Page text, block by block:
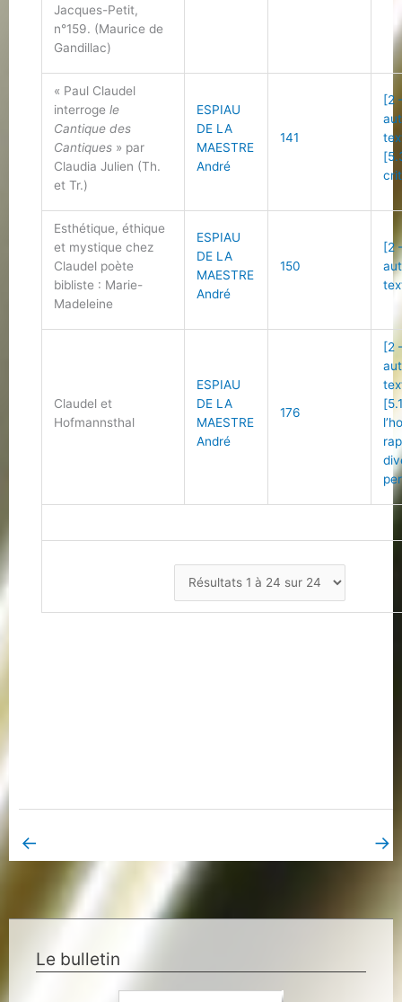
Jacques-Petit,
n°159. (Maurice de
Gandillac)
« Paul Claudel
interrogele
Cantique des
Cantiques » par
Claudia Julien (Th.
et Tr.)
ESPIAU
DE LA
MAESTRE
André
141
[2
Esthétique, éthique
et mystique chez
Claudel poète
bibliste : Marie-
Madeleine
ESPIAU
DE LA
MAESTRE
André
150
[2
Claudel et
Hofmannsthal
ESPIAU
DE LA
MAESTRE
André
176
[2
← →
Le bulletin